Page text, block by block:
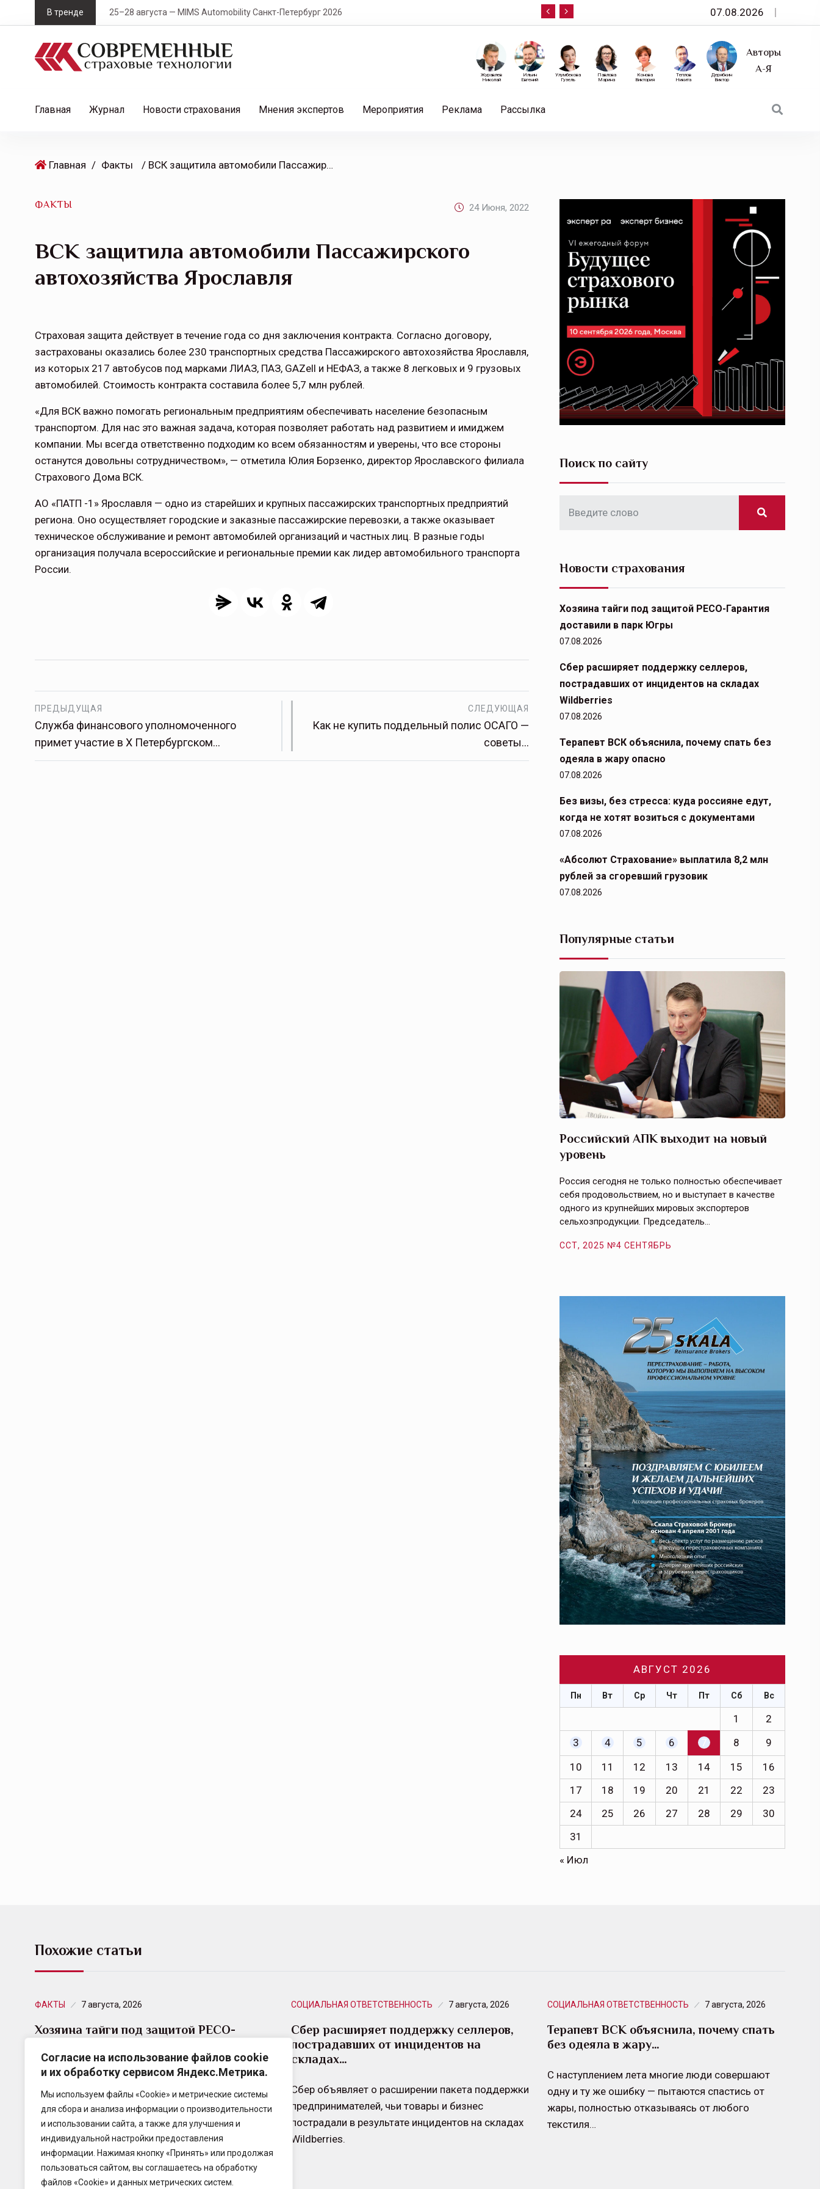
Согласие на использование файлов cookie
и их обработку сервисом Яндекс.Метрика.
Мы используем файлы «Cookie» и метрические системы
для сбора и анализа информации о производительности
и использовании сайта, а также для улучшения и
индивидуальной настройки предоставления
информации. Нажимая кнопку «Принять» или продолжая
пользоваться сайтом, вы соглашаетесь на обработку
файлов «Cookie» и данных метрических систем.
k
В тренде 25–28 августа — MIMS Automobility Санкт-Петербург 2026 10 сентября — «Эксперт РА» приглашает на
07.08.2026
Авторы
А-Я
Дерябкин
Виктор
Теплов
Никита
Конова
Виктория
Павлова
Марина
Улумбекова
Гузель
Ильин
Евгений
Журавлев
Николай
Главная Журнал Новости страхования Мнения экспертов Мероприятия Реклама Рассылка
Главная / Факты / ВСК защитила автомобили Пассажирского автохозяйства Ярославля
ФАКТЫ 24 Июня, 2022
ВСК защитила автомобили Пассажирского
автохозяйства Ярославля
Страховая защита действует в течение года со дня заключения контракта. Согласно договору,
застрахованы оказались более 230 транспортных средства Пассажирского автохозяйства Ярославля,
из которых 217 автобусов под марками ЛИАЗ, ПАЗ, GAZell и НЕФАЗ, а также 8 легковых и 9 грузовых
автомобилей. Стоимость контракта составила более 5,7 млн рублей.
«Для ВСК важно помогать региональным предприятиям обеспечивать население безопасным
транспортом. Для нас это важная задача, которая позволяет работать над развитием и имиджем
компании. Мы всегда ответственно подходим ко всем обязанностям и уверены, что все стороны
останутся довольны сотрудничеством», — отметила Юлия Борзенко, директор Ярославского филиала
Страхового Дома ВСК.
АО «ПАТП -1» Ярославля — одно из старейших и крупных пассажирских транспортных предприятий
региона. Оно осуществляет городские и заказные пассажирские перевозки, а также оказывает
техническое обслуживание и ремонт автомобилей организаций и частных лиц. В разные годы
организация получала всероссийские и региональные премии как лидер автомобильного транспорта
России.
ПРЕДЫДУЩАЯ
Служба финансового уполномоченного
примет участие в X Петербургском…
СЛЕДУЮЩАЯ
Как не купить поддельный полис ОСАГО —
советы…
Поиск по сайту
Новости страхования
Хозяина тайги под защитой РЕСО-Гарантия
доставили в парк Югры
07.08.2026
Сбер расширяет поддержку селлеров,
пострадавших от инцидентов на складах
Wildberries
07.08.2026
Терапевт ВСК объяснила, почему спать без
одеяла в жару опасно
07.08.2026
Без визы, без стресса: куда россияне едут,
когда не хотят возиться с документами
07.08.2026
«Абсолют Страхование» выплатила 8,2 млн
рублей за сгоревший грузовик
07.08.2026
Популярные статьи
Российский АПК выходит на новый
уровень
Россия сегодня не только полностью обеспечивает
себя продовольствием, но и выступает в качестве
одного из крупнейших мировых экспортеров
сельхозпродукции. Председатель…
ССТ, 2025 №4 СЕНТЯБРЬ
АВГУСТ 2026
Пн Вт Ср Чт Пт Сб Вс
1
2
3
4 5 6 7 8
9
10
11 12 13 14 15
16
17
18 19 20 21 22
23
24
25 26 27 28 29
30
31
« Июл
Похожие статьи
ФАКТЫ 7 августа, 2026
Хозяина тайги под защитой РЕСО-
РЕСО-Гарантия застраховала перевозку 9-
метровой скульптуры лося. Ее установили у реки
Казым в Ханты-Мансийском автономном округе.
СОЦИАЛЬНАЯ ОТВЕТСТВЕННОСТЬ 7 августа, 2026
Сбер расширяет поддержку селлеров,
пострадавших от инцидентов на
складах…
Сбер объявляет о расширении пакета поддержки
предпринимателей, чьи товары и бизнес
пострадали в результате инцидентов на складах
Wildberries.
СОЦИАЛЬНАЯ ОТВЕТСТВЕННОСТЬ 7 августа, 2026
Терапевт ВСК объяснила, почему спать
без одеяла в жару…
С наступлением лета многие люди совершают
одну и ту же ошибку — пытаются спастись от
жары, полностью отказываясь от любого
текстиля…